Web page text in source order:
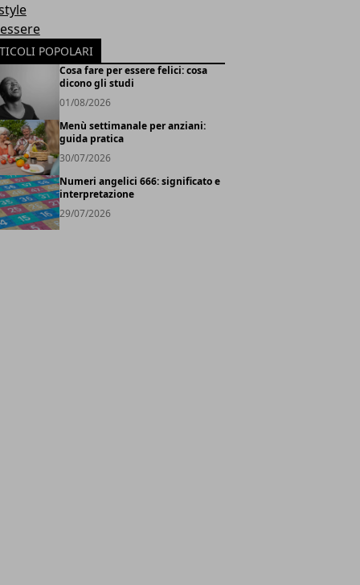
POPOLARI
Cosa fare per essere felici: cosa
dicono gli studi
01/08/2026
Menù settimanale per anziani:
guida pratica
30/07/2026
Numeri angelici 666: significato e
interpretazione
29/07/2026